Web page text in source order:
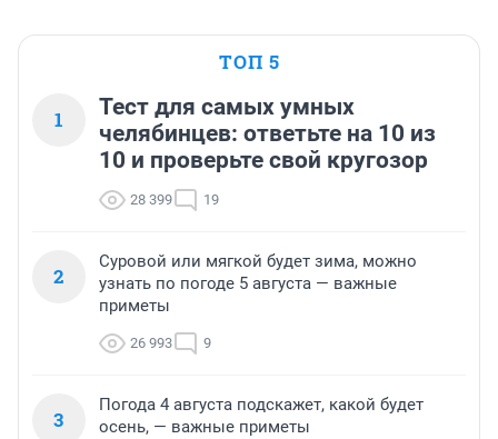
ТОП 5
1
Тест для самых умных
челябинцев: ответьте на 10 из
10 и проверьте свой кругозор
28 399 19
2
Суровой или мягкой будет зима, можно
узнать по погоде 5 августа — важные
приметы
26 993 9
3
Погода 4 августа подскажет, какой будет
осень, — важные приметы